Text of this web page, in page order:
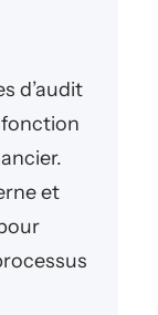
d’audit
et